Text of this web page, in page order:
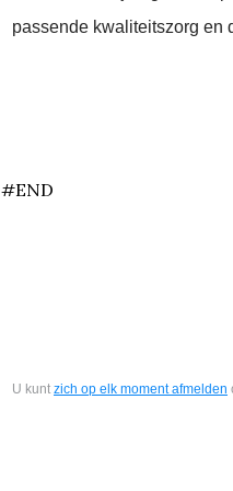
passende kwaliteitszorg en
#END
U kunt zich op elk moment afmelden